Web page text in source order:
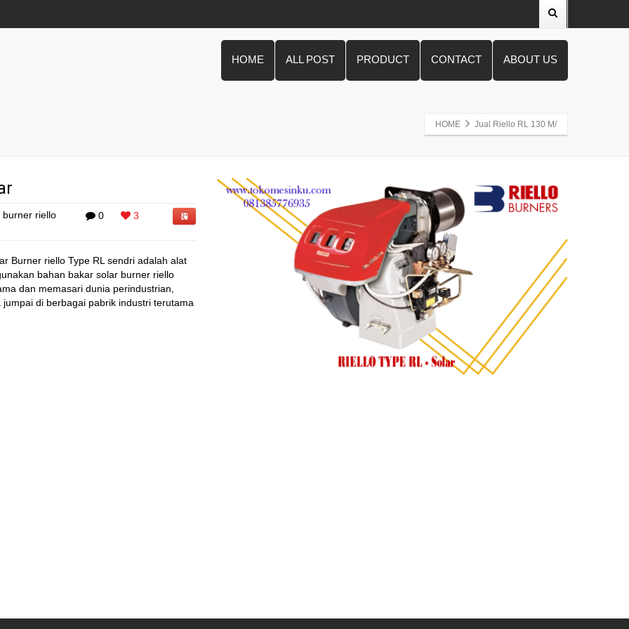
HOME ALL POST PRODUCT CONTACT ABOUT US
HOME Jual Riello RL 130 M/
0 3
burner riello
Burner riello Type RL sendri adalah alat
bahan bakar solar burner riello
dan memasari dunia perindustrian,
di berbagai pabrik industri terutama